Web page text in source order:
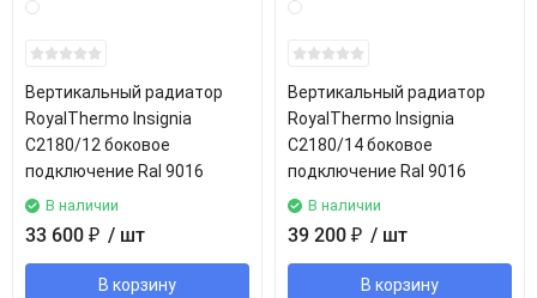
Вертикальный радиатор
RoyalThermo Insignia
C2180/12 боковое
подключение Ral 9016
В наличии
33 600 ₽ / шт
В корзину
Вертикальный радиатор
RoyalThermo Insignia
C2180/14 боковое
подключение Ral 9016
В наличии
39 200 ₽ / шт
В корзину